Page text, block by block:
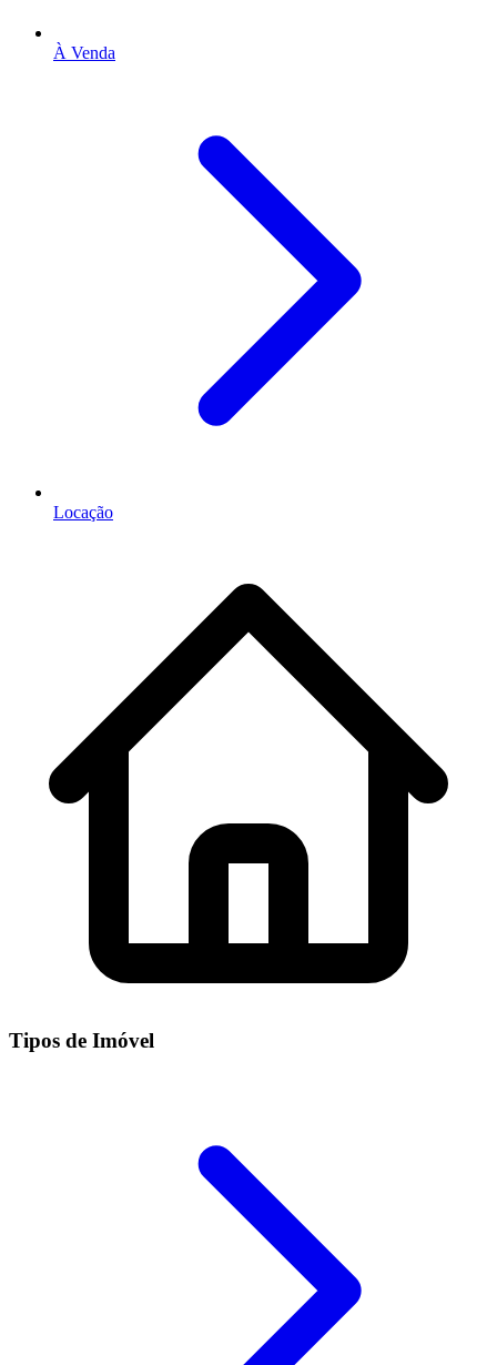
À Venda
Locação
Tipos de Imóvel